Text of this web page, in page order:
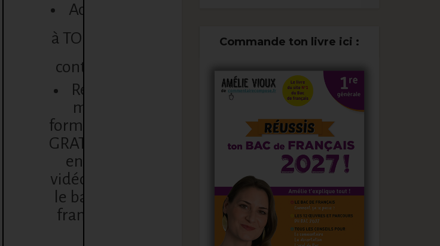
Accède
à TOUT le
contenu
Reçois
ma
formation
GRATUITE
en 10
vidéos sur
le bac de
français
Commande ton livre ici :